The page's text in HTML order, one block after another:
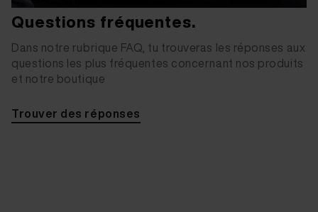
Questions fréquentes.
Dans notre rubrique FAQ, tu trouveras les réponses aux
questions les plus fréquentes concernant nos produits
et notre boutique
Trouver des réponses